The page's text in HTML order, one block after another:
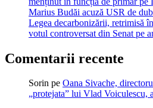
Marius Budăi acuză USR de
Legea decarbonizării, retrimisă
votul controversat din Senat pe
Comentarii recente
Sorin pe Oana Sivache,
„protejata” lui Vlad Voiculescu,